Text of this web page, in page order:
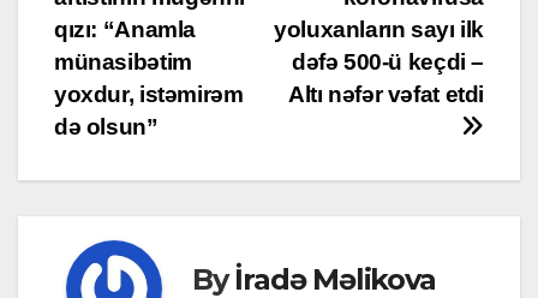
navigation
yoluxanların sayı ilk
dəfə 500-ü keçdi –
Altı nəfər vəfat etdi
qızı: “Anamla
münasibətim
yoxdur, istəmirəm
də olsun”
Byİradə Məlikova